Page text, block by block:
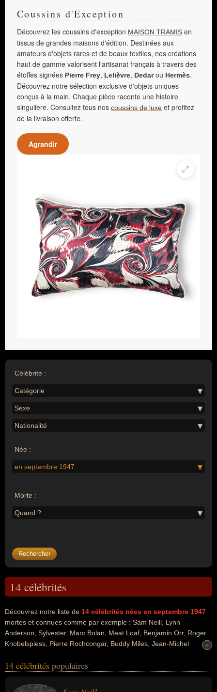
Coussins d'Exception
Découvrez les coussins d'exception MAISON TRAMIS en
tissus de grandes maisons d'édition. Destinées aux
amateurs d'objets rares et de beaux textiles, nos créations
haut de gamme valorisent l'artisanat français à travers des
étoffes signées Pierre Frey, Lelièvre, Dedarou Hermès.
Découvrez notre sélection exclusive d'objets uniques
conçus à la main. Chaque pièce raconte une histoire
singulière. Consultez tous nos coussins de luxe et profitez
de la livraison offerte.
Agrandir
Célébrité :
Catégorie
Sexe
Nationalité
Née :
en septembre 1947
Morte :
Quand ?
14 célébrités
Découvrez notre liste de 14 célébrités nées en septembre 1947
mortes et connues comme par exemple : Sam Neill, Lynn
Anderson, Sylvester, Marc Bolan, Meat Loaf, Benjamin Orr, Roger
Knobelspiess, Pierre Rochcongar, Buddy Miles, Jean-Michel
domaines de l'art, du cinéma, du doublage, de la télévision, de la
de la littérature, du vol, de la biologie, du football, de la science, du
+
+
14 célébrités populaires